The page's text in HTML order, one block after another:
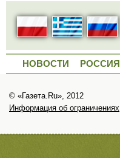
НОВОСТИ РОССИЯ
© «Газета.Ru», 2012
Информация об ограничениях